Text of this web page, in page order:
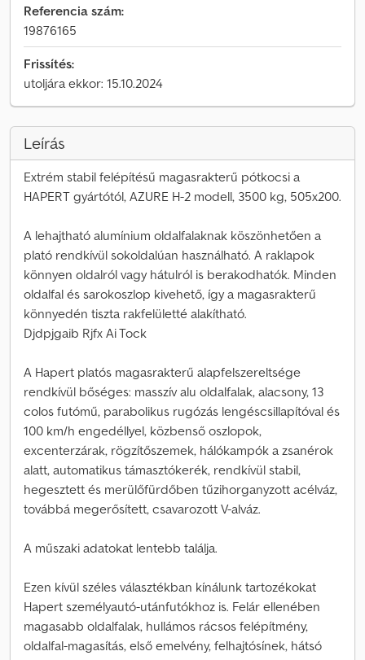
Referencia szám:
19876165
Frissítés:
utoljára ekkor: 15.10.2024
Leírás
Extrém stabil felépítésű magasrakterű pótkocsi a
HAPERT gyártótól, AZURE H-2 modell, 3500 kg, 505x200.
A lehajtható alumínium oldalfalaknak köszönhetően a
plató rendkívül sokoldalúan használható. A raklapok
könnyen oldalról vagy hátulról is berakodhatók. Minden
oldalfal és sarokoszlop kivehető, így a magasrakterű
könnyedén tiszta rakfelületté alakítható.
Djdpjgaib Rjfx Ai Tock
A Hapert platós magasrakterű alapfelszereltsége
rendkívül bőséges: masszív alu oldalfalak, alacsony, 13
colos futómű, parabolikus rugózás lengéscsillapítóval és
100 km/h engedéllyel, közbenső oszlopok,
excenterzárak, rögzítőszemek, hálókampók a zsanérok
alatt, automatikus támasztókerék, rendkívül stabil,
hegesztett és merülőfürdőben tűzihorganyzott acélváz,
továbbá megerősített, csavarozott V-alváz.
A műszaki adatokat lentebb találja.
Ezen kívül széles választékban kínálunk tartozékokat
Hapert személyautó-utánfutókhoz is. Felár ellenében
magasabb oldalfalak, hullámos rácsos felépítmény,
oldalfal-magasítás, első emelvény, felhajtósínek, hátsó